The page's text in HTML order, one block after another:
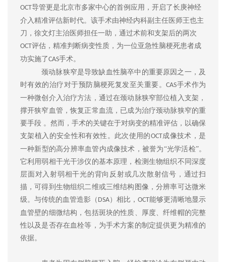
OCT导管更是北京市多家中心的首例应用，开启了长庚神经
介入精准评估新时代。该手术由神经内科副主任医师王也主
刀， 徐文灯主治医师担任一助， 通过术前和支架后的两次
OCT评估，精准判断病变性质，为一位亚急性 脑梗死患者成
功实施了CAS手术。
颈动脉狭窄是导致缺血性脑卒中的重要原因之一，及
时有效的治疗对于预防脑梗死复发至关重要。CAS手术作为
一种微创介入治疗方法，通过在颈动脉狭窄部位植入支架，
撑开狭窄血管，恢复正常血流，已成为治疗颈动脉狭窄的重
要手段 。然而，手术的关键在于对病变的精准评估，以确保
支架植入的安全性和有效性。此次使用的OCT成像技术，是
一种新型的高分辨率血管内成像技术，被誉为“光学活检”。
它利用弱相干光干涉仪的基本原理，检测生物组织不同深度
层面对入射弱相干光的背向反射或几次散射信号，通过扫
描，可得到生物组织二维或三维结构图像，分辨率可达微米
级。与传统的血管造影（ DSA）相比， OCT能够更清晰地显示
血管壁的细微结构，包括斑块的性质、厚度、纤维帽的完整
性以及是否存在血栓等，为手术方案的制定提供更为精准的
依据。